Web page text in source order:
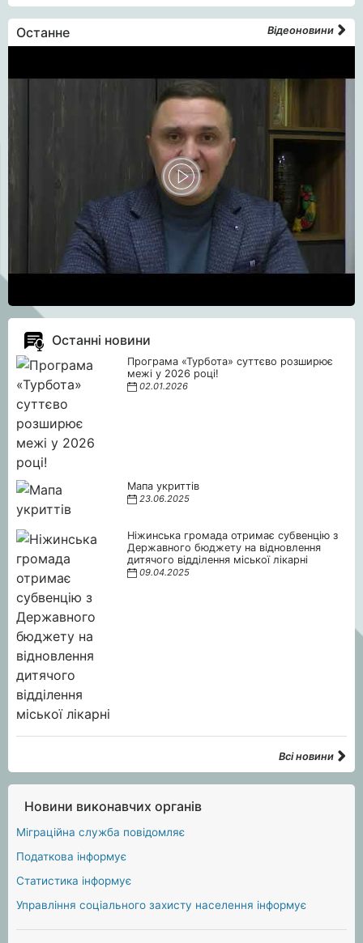
Останне Відеоновини
Останні новини
Програма «Турбота» суттєво розширює
межі у 2026 році!
02.01.2026
Мапа укриттів
23.06.2025
Ніжинська громада отримає субвенцію з
Державного бюджету на відновлення
дитячого відділення міської лікарні
09.04.2025
Всі новини
Новини виконавчих органів
Міграційна служба повідомляє
Податкова інформує
Статистика інформує
Управління соціального захисту населення інформує